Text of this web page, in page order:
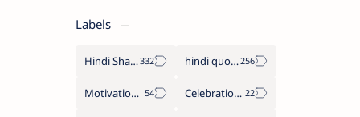
Labels
Hindi Shayari hindi quotes
Motivation Quotes Celebration day